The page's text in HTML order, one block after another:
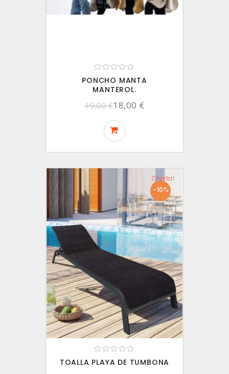
PONCHO MANTA
MANTEROL.
19,00 €18,00 €
-10%
Oferta!
TOALLA PLAYA DE TUMBONA